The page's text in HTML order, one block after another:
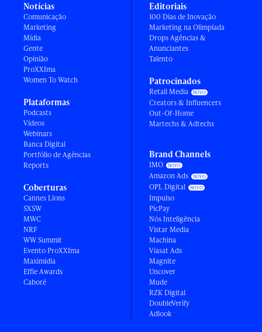
Notícias
Comunicação
Marketing
Mídia
Gente
Opinião
ProXXIma
Women To Watch
Plataformas
Podcasts
Vídeos
Webinars
Banca Digital
Portfólio de Agências
Reports
Coberturas
Cannes Lions
SXSW
MWC
NRF
WW Summit
Evento ProXXIma
Maximídia
Effie Awards
Caboré
Editoriais
100 Dias de Inovação
Marketing na Olimpíada
Drops Agências &
Anunciantes
Talento
Patrocinados
Retail Media
Creators & Influencers
Out-Of-Home
Martechs & Adtechs
Brand Channels
IMO
Amazon Ads
OPL Digital
Impulso
PicPay
Nós Inteligência
Vistar Media
Machina
Viasat Ads
Magnite
Uncover
Mude
RZK Digital
DoubleVerify
Adlook